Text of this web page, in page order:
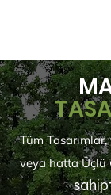
Tüm
veya hatta Üçlü